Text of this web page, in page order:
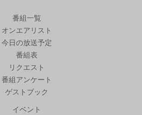
番組一覧
オンエアリスト
今日の放送予定
番組表
リクエスト
番組アンケート
ゲストブック
イベント